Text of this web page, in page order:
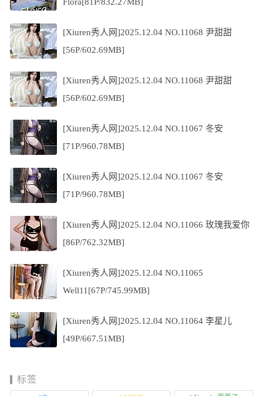
[Xiuren秀人网]2025.12.04 NO.11068 尹甜甜
[56P/602.69MB]
[Xiuren秀人网]2025.12.04 NO.11068 尹甜甜
[56P/602.69MB]
[Xiuren秀人网]2025.12.04 NO.11067 冬安
[71P/960.78MB]
[Xiuren秀人网]2025.12.04 NO.11067 冬安
[71P/960.78MB]
[Xiuren秀人网]2025.12.04 NO.11066 玫瑰我爱你
[86P/762.32MB]
[Xiuren秀人网]2025.12.04 NO.11065
Well11[67P/745.99MB]
[Xiuren秀人网]2025.12.04 NO.11064 李星儿
[49P/667.51MB]
标签